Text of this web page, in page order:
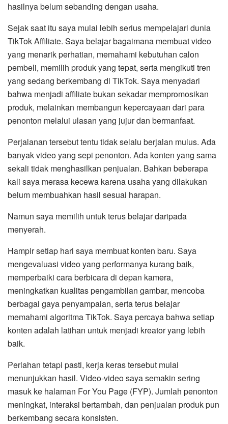
hasilnya belum sebanding dengan usaha.
Sejak saat itu saya mulai lebih serius mempelajari dunia
TikTok Affiliate. Saya belajar bagaimana membuat video
yang menarik perhatian, memahami kebutuhan calon
pembeli, memilih produk yang tepat, serta mengikuti tren
yang sedang berkembang di TikTok. Saya menyadari
bahwa menjadi affiliate bukan sekadar mempromosikan
produk, melainkan membangun kepercayaan dari para
penonton melalui ulasan yang jujur dan bermanfaat.
Perjalanan tersebut tentu tidak selalu berjalan mulus. Ada
banyak video yang sepi penonton. Ada konten yang sama
sekali tidak menghasilkan penjualan. Bahkan beberapa
kali saya merasa kecewa karena usaha yang dilakukan
belum membuahkan hasil sesuai harapan.
Namun saya memilih untuk terus belajar daripada
menyerah.
Hampir setiap hari saya membuat konten baru. Saya
mengevaluasi video yang performanya kurang baik,
memperbaiki cara berbicara di depan kamera,
meningkatkan kualitas pengambilan gambar, mencoba
berbagai gaya penyampaian, serta terus belajar
memahami algoritma TikTok. Saya percaya bahwa setiap
konten adalah latihan untuk menjadi kreator yang lebih
baik.
Perlahan tetapi pasti, kerja keras tersebut mulai
menunjukkan hasil. Video-video saya semakin sering
masuk ke halaman For You Page (FYP). Jumlah penonton
meningkat, interaksi bertambah, dan penjualan produk pun
berkembang secara konsisten.